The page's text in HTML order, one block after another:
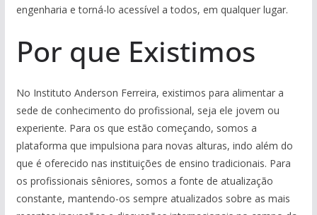
engenharia e torná-lo acessível a todos, em qualquer lugar.
Por que Existimos
No Instituto Anderson Ferreira, existimos para alimentar a
sede de conhecimento do profissional, seja ele jovem ou
experiente. Para os que estão começando, somos a
plataforma que impulsiona para novas alturas, indo além do
que é oferecido nas instituições de ensino tradicionais. Para
os profissionais sêniores, somos a fonte de atualização
constante, mantendo-os sempre atualizados sobre as mais